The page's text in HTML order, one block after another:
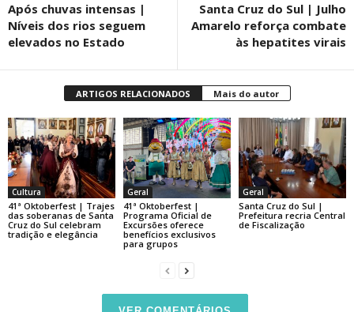
Após chuvas intensas |
Níveis dos rios seguem
elevados no Estado
Santa Cruz do Sul | Julho
Amarelo reforça combate
às hepatites virais
ARTIGOS RELACIONADOS Mais do autor
Cultura
41ª Oktoberfest | Trajes
das soberanas de Santa
Cruz do Sul celebram
tradição e elegância
Geral
41ª Oktoberfest |
Programa Oficial de
Excursões oferece
benefícios exclusivos
para grupos
Geral
Santa Cruz do Sul |
Prefeitura recria Central
de Fiscalização